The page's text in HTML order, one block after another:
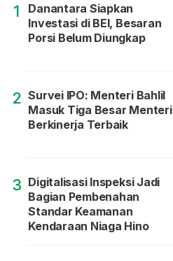
1
Danantara Siapkan
Investasi di BEI, Besaran
Porsi Belum Diungkap
2 Survei IPO: Menteri Bahlil
Masuk Tiga Besar Menteri
Berkinerja Terbaik
3 Digitalisasi Inspeksi Jadi
Bagian Pembenahan
Standar Keamanan
Kendaraan Niaga Hino